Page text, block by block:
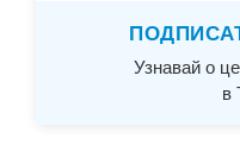
Узнавай о
в